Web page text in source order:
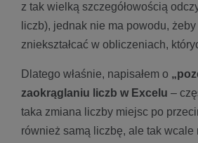
z tak wielką szczegółowością
liczb), jednak nie ma powodu,
zniekształcać w obliczeniach,
Dlatego właśnie, napisałem o
zaokrąglaniu liczb w Excelu –
taka zmiana liczby miejsc po
również samą liczbę, ale tak wcale